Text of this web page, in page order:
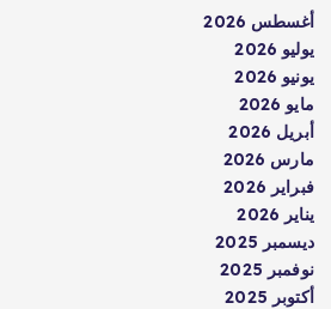
أغسطس 2026
يوليو 2026
يونيو 2026
مايو 2026
أبريل 2026
مارس 2026
فبراير 2026
يناير 2026
ديسمبر 2025
نوفمبر 2025
أكتوبر 2025